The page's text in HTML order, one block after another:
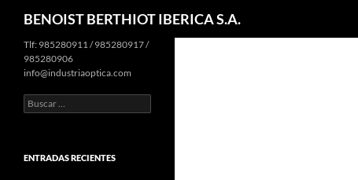
BENOIST BERTHIOT IBERICA S.A.
Tlf: 985280911 / 985280917 /
985280906
info@industriaoptica.com
Buscar:
ENTRADAS RECIENTES